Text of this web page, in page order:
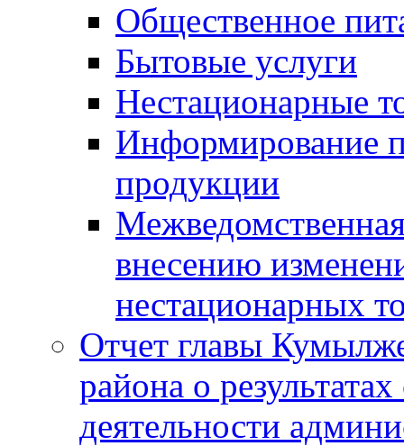
Общественное
Бытовые услуги
Нестационарные
Информирование
продукции
внесению
нестационарных
Отчет главы
района о
деятельности